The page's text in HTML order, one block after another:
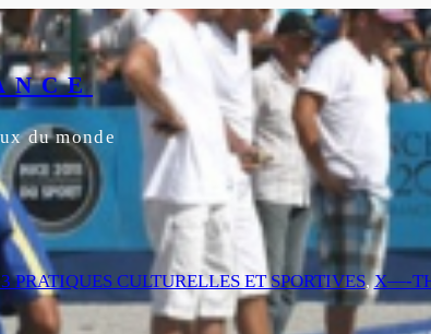
du monde
PRATIQUES CULTURELLES ET SPORTIVES, X—-